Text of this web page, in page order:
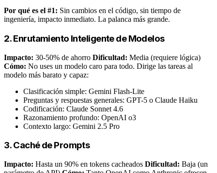
Por qué es el #1: Sin cambios en el código, sin tiempo de
ingeniería, impacto inmediato. La palanca más grande.
2. Enrutamiento Inteligente de Modelos
Impacto: 30-50% de ahorro Dificultad: Media (requiere lógica)
Cómo: No uses un modelo caro para todo. Dirige las tareas al
modelo más barato y capaz:
Clasificación simple: Gemini Flash-Lite
Preguntas y respuestas generales: GPT-5 o Claude Haiku
Codificación: Claude Sonnet 4.6
Razonamiento profundo: OpenAI o3
Contexto largo: Gemini 2.5 Pro
3. Caché de Prompts
Impacto: Hasta un 90% en tokens cacheados Dificultad: Baja (un